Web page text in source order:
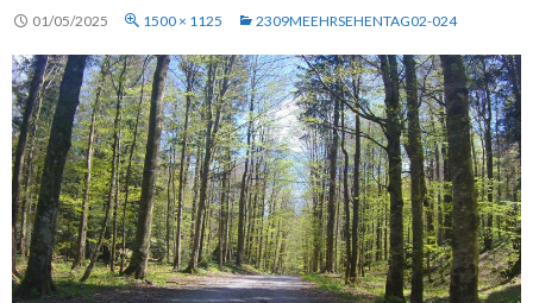
01/05/2025 1500 × 1125 2309MEEHRSEHENTAG02-024